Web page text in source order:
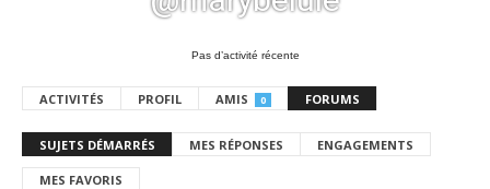
Pas d’activité récente
ACTIVITÉS PROFIL AMIS 0 FORUMS
SUJETS DÉMARRÉS MES RÉPONSES ENGAGEMENTS
MES FAVORIS